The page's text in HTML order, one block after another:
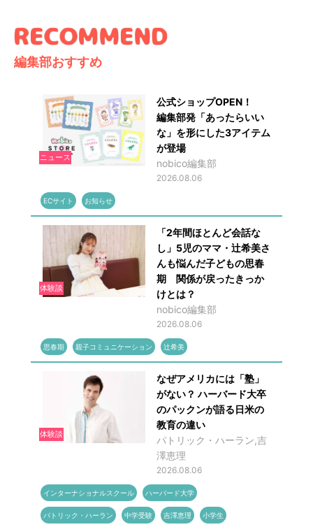
編集部おすすめ
ニュース
公式ショップOPEN！
編集部発「あったらいい
な」を形にした3アイテム
が登場
nobico編集部
2026.08.06
ECサイト お知らせ
体験談
「2年間ほとんど会話な
し」5児のママ・辻希美さ
んも悩んだ子どもの思春
期 関係が戻ったきっか
けとは？
nobico編集部
2026.08.06
思春期 親子コミュニケーション 辻希美
体験談
なぜアメリカには「塾」
がない？ ハーバード大卒
のパックンが語る日米の
教育の違い
パトリック・ハーラン,吉
澤恵理
2026.08.06
インターナショナルスクール ハーバード大学
パトリック・ハーラン 中学受験 吉澤恵理 小学生